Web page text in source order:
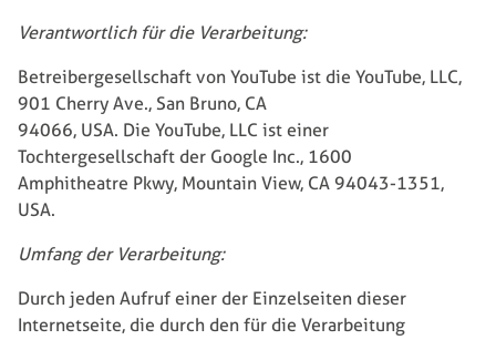
Verantwortlich für die Verarbeitung:
Betreibergesellschaft von YouTube ist die YouTube, LLC,
901 Cherry Ave., San Bruno, CA
94066, USA. Die YouTube, LLC ist einer
Tochtergesellschaft der Google Inc., 1600
Amphitheatre Pkwy, Mountain View, CA 94043-1351,
USA.
Umfang der Verarbeitung:
Durch jeden Aufruf einer der Einzelseiten dieser
Internetseite, die durch den für die Verarbeitung